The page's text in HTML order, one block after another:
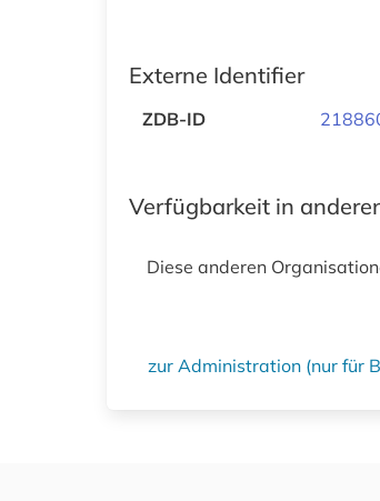
Externe Identifier
ZDB-ID
Verfügbarkeit in
Diese anderen
zur Administration (nur für